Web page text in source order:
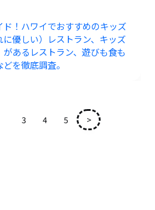
！ハワイでおすすめのキッズ
優しい）レストラン、キッズ
あるレストラン、遊びも食も
を徹底調査。
3 4 5 >